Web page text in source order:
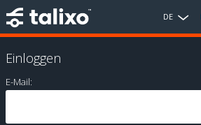
DE
Einloggen
E-Mail: